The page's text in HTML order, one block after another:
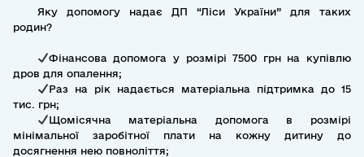
Яку допомогу надає ДП “Ліси України” для таких
родин?
Фінансова допомога у розмірі 7500 грн на купівлю
дров для опалення;
Раз на рік надається матеріальна підтримка до 15
тис. грн;
Щомісячна матеріальна допомога в розмірі
мінімальної заробітної плати на кожну дитину до
досягнення нею повноліття;